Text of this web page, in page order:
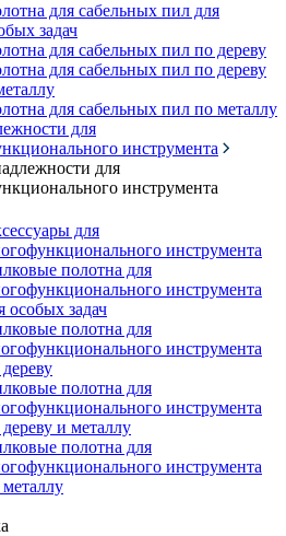
для сабельных пил для
задач
для сабельных пил по дереву
для сабельных пил по дереву
для сабельных пил по металлу
для
инструмента
для
инструмента
для
инструмента
полотна для
инструмента
особых задач
полотна для
инструмента
полотна для
инструмента
и металлу
полотна для
инструмента